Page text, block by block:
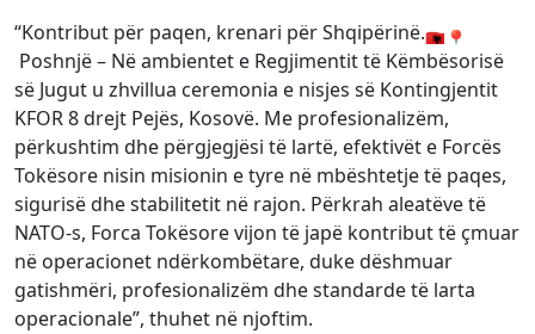
“Kontribut për paqen, krenari për Shqipërinë.
Poshnjë – Në ambientet e Regjimentit të Këmbësorisë
së Jugut u zhvillua ceremonia e nisjes së Kontingjentit
KFOR 8 drejt Pejës, Kosovë. Me profesionalizëm,
përkushtim dhe përgjegjësi të lartë, efektivët e Forcës
Tokësore nisin misionin e tyre në mbështetje të paqes,
sigurisë dhe stabilitetit në rajon. Përkrah aleatëve të
NATO-s, Forca Tokësore vijon të japë kontribut të çmuar
në operacionet ndërkombëtare, duke dëshmuar
gatishmëri, profesionalizëm dhe standarde të larta
operacionale”, thuhet në njoftim.